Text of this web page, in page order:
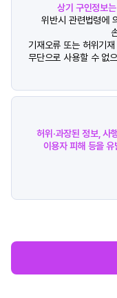
상기 구인정보
위반시 관련법령에
기재오류 또는 허위기
무단으로 사용할 수 없
허위·과장된 정보, 사
이용자 피해 등을